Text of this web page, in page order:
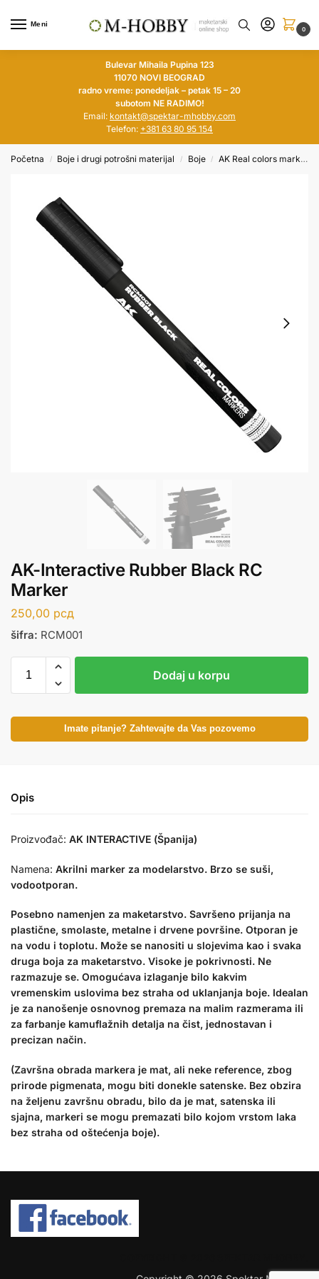
Meni
0
Bulevar Mihaila Pupina 123
11070 NOVI BEOGRAD
radno vreme: ponedeljak – petak 15 – 20
subotom NE RADIMO!
Email: kontakt@spektar-mhobby.com
Telefon: +381 63 80 95 154
Početna / Boje i drugi potrošni materijal / Boje / AK Real colors markers
AK-Interactive Rubber Black RC
Marker
250,00 рсд
šifra: RCM001
Dodaj u korpu
Imate pitanje? Zahtevajte da Vas pozovemo
Opis
Proizvođač: AK INTERACTIVE (Španija)
Namena: Akrilni marker za modelarstvo. Brzo se suši,
vodootporan.
Posebno namenjen za maketarstvo. Savršeno prijanja na
plastične, smolaste, metalne i drvene površine. Otporan je
na vodu i toplotu. Može se nanositi u slojevima kao i svaka
druga boja za maketarstvo. Visoke je pokrivnosti. Ne
razmazuje se. Omogućava izlaganje bilo kakvim
vremenskim uslovima bez straha od uklanjanja boje. Idealan
je za nanošenje osnovnog premaza na malim razmerama ili
za farbanje kamuflažnih detalja na čist, jednostavan i
precizan način.
(Završna obrada markera je mat, ali neke reference, zbog
prirode pigmenata, mogu biti donekle satenske. Bez obzira
na željenu završnu obradu, bilo da je mat, satenska ili
sjajna, markeri se mogu premazati bilo kojom vrstom laka
bez straha od oštećenja boje).